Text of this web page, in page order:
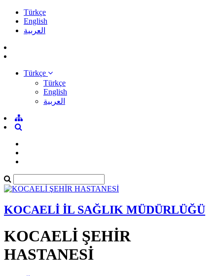
Türkçe
English
العربية
Türkçe
Türkçe
English
العربية
KOCAELİ İL SAĞLIK MÜDÜRLÜĞÜ
KOCAELİ ŞEHİR
HASTANESİ